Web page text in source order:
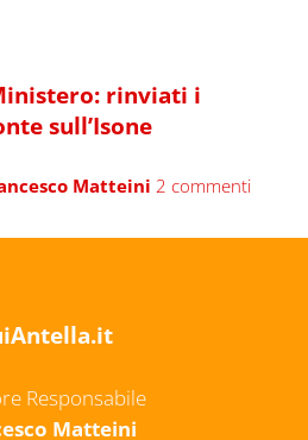
rinviati i
sull’Isone
Matteini 2 commenti
Responsabile
Matteini